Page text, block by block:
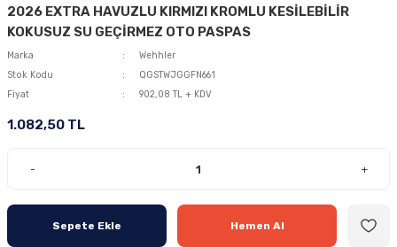
2026 EXTRA HAVUZLU KIRMIZI KROMLU KESİLEBİLİR
KOKUSUZ SU GEÇİRMEZ OTO PASPAS
Marka
Wehhler
Stok Kodu
QGSTWJGGFN661
Fiyat
902,08 TL + KDV
1.082,50 TL
- +
Sepete Ekle Hemen Al